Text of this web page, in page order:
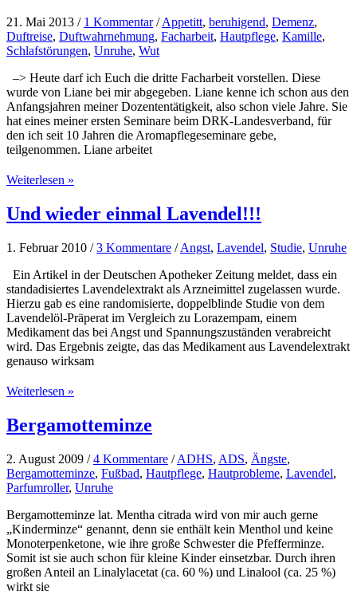
21. Mai 2013 / 1 Kommentar /Appetitt, beruhigend, Demenz,
Duftreise, Duftwahrnehmung, Facharbeit, Hautpflege, Kamille,
Schlafstörungen, Unruhe, Wut
–> Heute darf ich Euch die dritte Facharbeit vorstellen. Diese
wurde von Liane bei mir abgegeben. Liane kenne ich schon aus den
Anfangsjahren meiner Dozententätigkeit, also schon viele Jahre. Sie
hat eines meiner ersten Seminare beim DRK-Landesverband, für
den ich seit 10 Jahren die Aromapflegeseminare gebe,
teilgenommen. Liane arbeitet
Ätherische
bei
demenziell
–
von
Liane
Hehl
Weiterlesen »
Und wieder einmal Lavendel!!!
1. Februar 2010 /3 Kommentare /Angst, Lavendel, Studie, Unruhe
Ein Artikel in der Deutschen Apotheker Zeitung meldet, dass ein
standadisiertes Lavendelextrakt als Arzneimittel zugelassen wurde.
Hierzu gab es eine randomisierte, doppelblinde Studie von dem
Lavendelöl-Präperat im Vergleich zu Lorazempam, einem
Medikament das bei Angst und Spannungszuständen verabreicht
wird. Das Ergebnis zeigte, das das Medikament aus Lavendelextrakt
genauso wirksam
Und
einmal
Lavendel!!!
Weiterlesen »
Bergamotteminze
2. August 2009 /4 Kommentare /ADHS, ADS, Ängste,
Bergamotteminze, Fußbad, Hautpflege, Hautprobleme, Lavendel,
Parfumroller, Unruhe
Bergamotteminze lat. Mentha citrada wird von mir auch gerne
„Kinderminze“ genannt, denn sie enthält kein Menthol und keine
Monoterpenketone, wie ihre große Schwester die Pfefferminze.
Somit ist sie auch schon für kleine Kinder einsetzbar. Durch ihren
großen Anteil an Linalylacetat (ca. 60 %) und Linalool (ca. 25 %)
wirkt sie